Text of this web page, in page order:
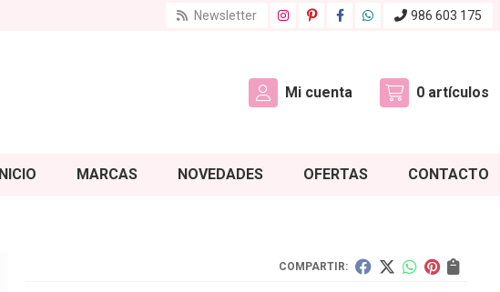
Newsletter 986 603 175
Mi cuenta 0 artículos
INICIO MARCAS NOVEDADES OFERTAS CONTACTO
COMPARTIR: